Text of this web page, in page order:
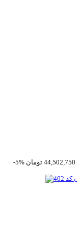
-5%
44,502,750 تومان